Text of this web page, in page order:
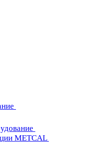
METCAL